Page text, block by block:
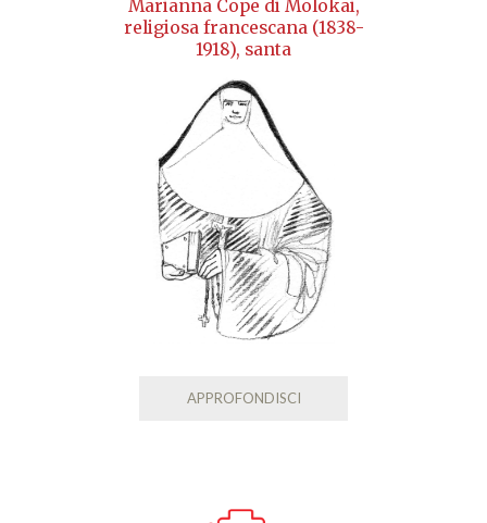
Marianna Cope di Molokai,
religiosa francescana (1838-
1918), santa
APPROFONDISCI